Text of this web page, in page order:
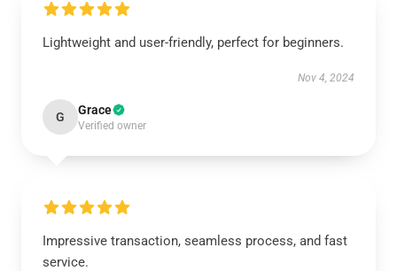
Lightweight and user-friendly, perfect for beginners.
Nov 4, 2024
G Grace
Verified owner
Impressive transaction, seamless process, and fast
service.